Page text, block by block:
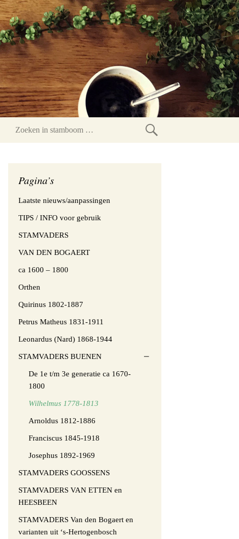
Zoeken
Pagina’s
Laatste nieuws/aanpassingen
TIPS / INFO voor gebruik
STAMVADERS
VAN DEN BOGAERT
ca 1600 – 1800
Orthen
Quirinus 1802-1887
Petrus Matheus 1831-1911
Leonardus (Nard) 1868-1944
STAMVADERS BUENEN
De 1e t/m 3e generatie ca 1670-
1800
Wilhelmus 1778-1813
Arnoldus 1812-1886
Franciscus 1845-1918
Josephus 1892-1969
STAMVADERS GOOSSENS
STAMVADERS VAN ETTEN en
HEESBEEN
STAMVADERS Van den Bogaert en
varianten uit ‘s-Hertogenbosch